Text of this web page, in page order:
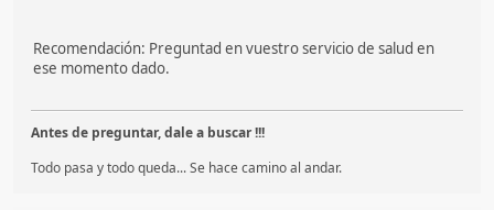
Recomendación: Preguntad en vuestro servicio de salud en
ese momento dado.
Antes de preguntar, dale a buscar !!!
Todo pasa y todo queda... Se hace camino al andar.